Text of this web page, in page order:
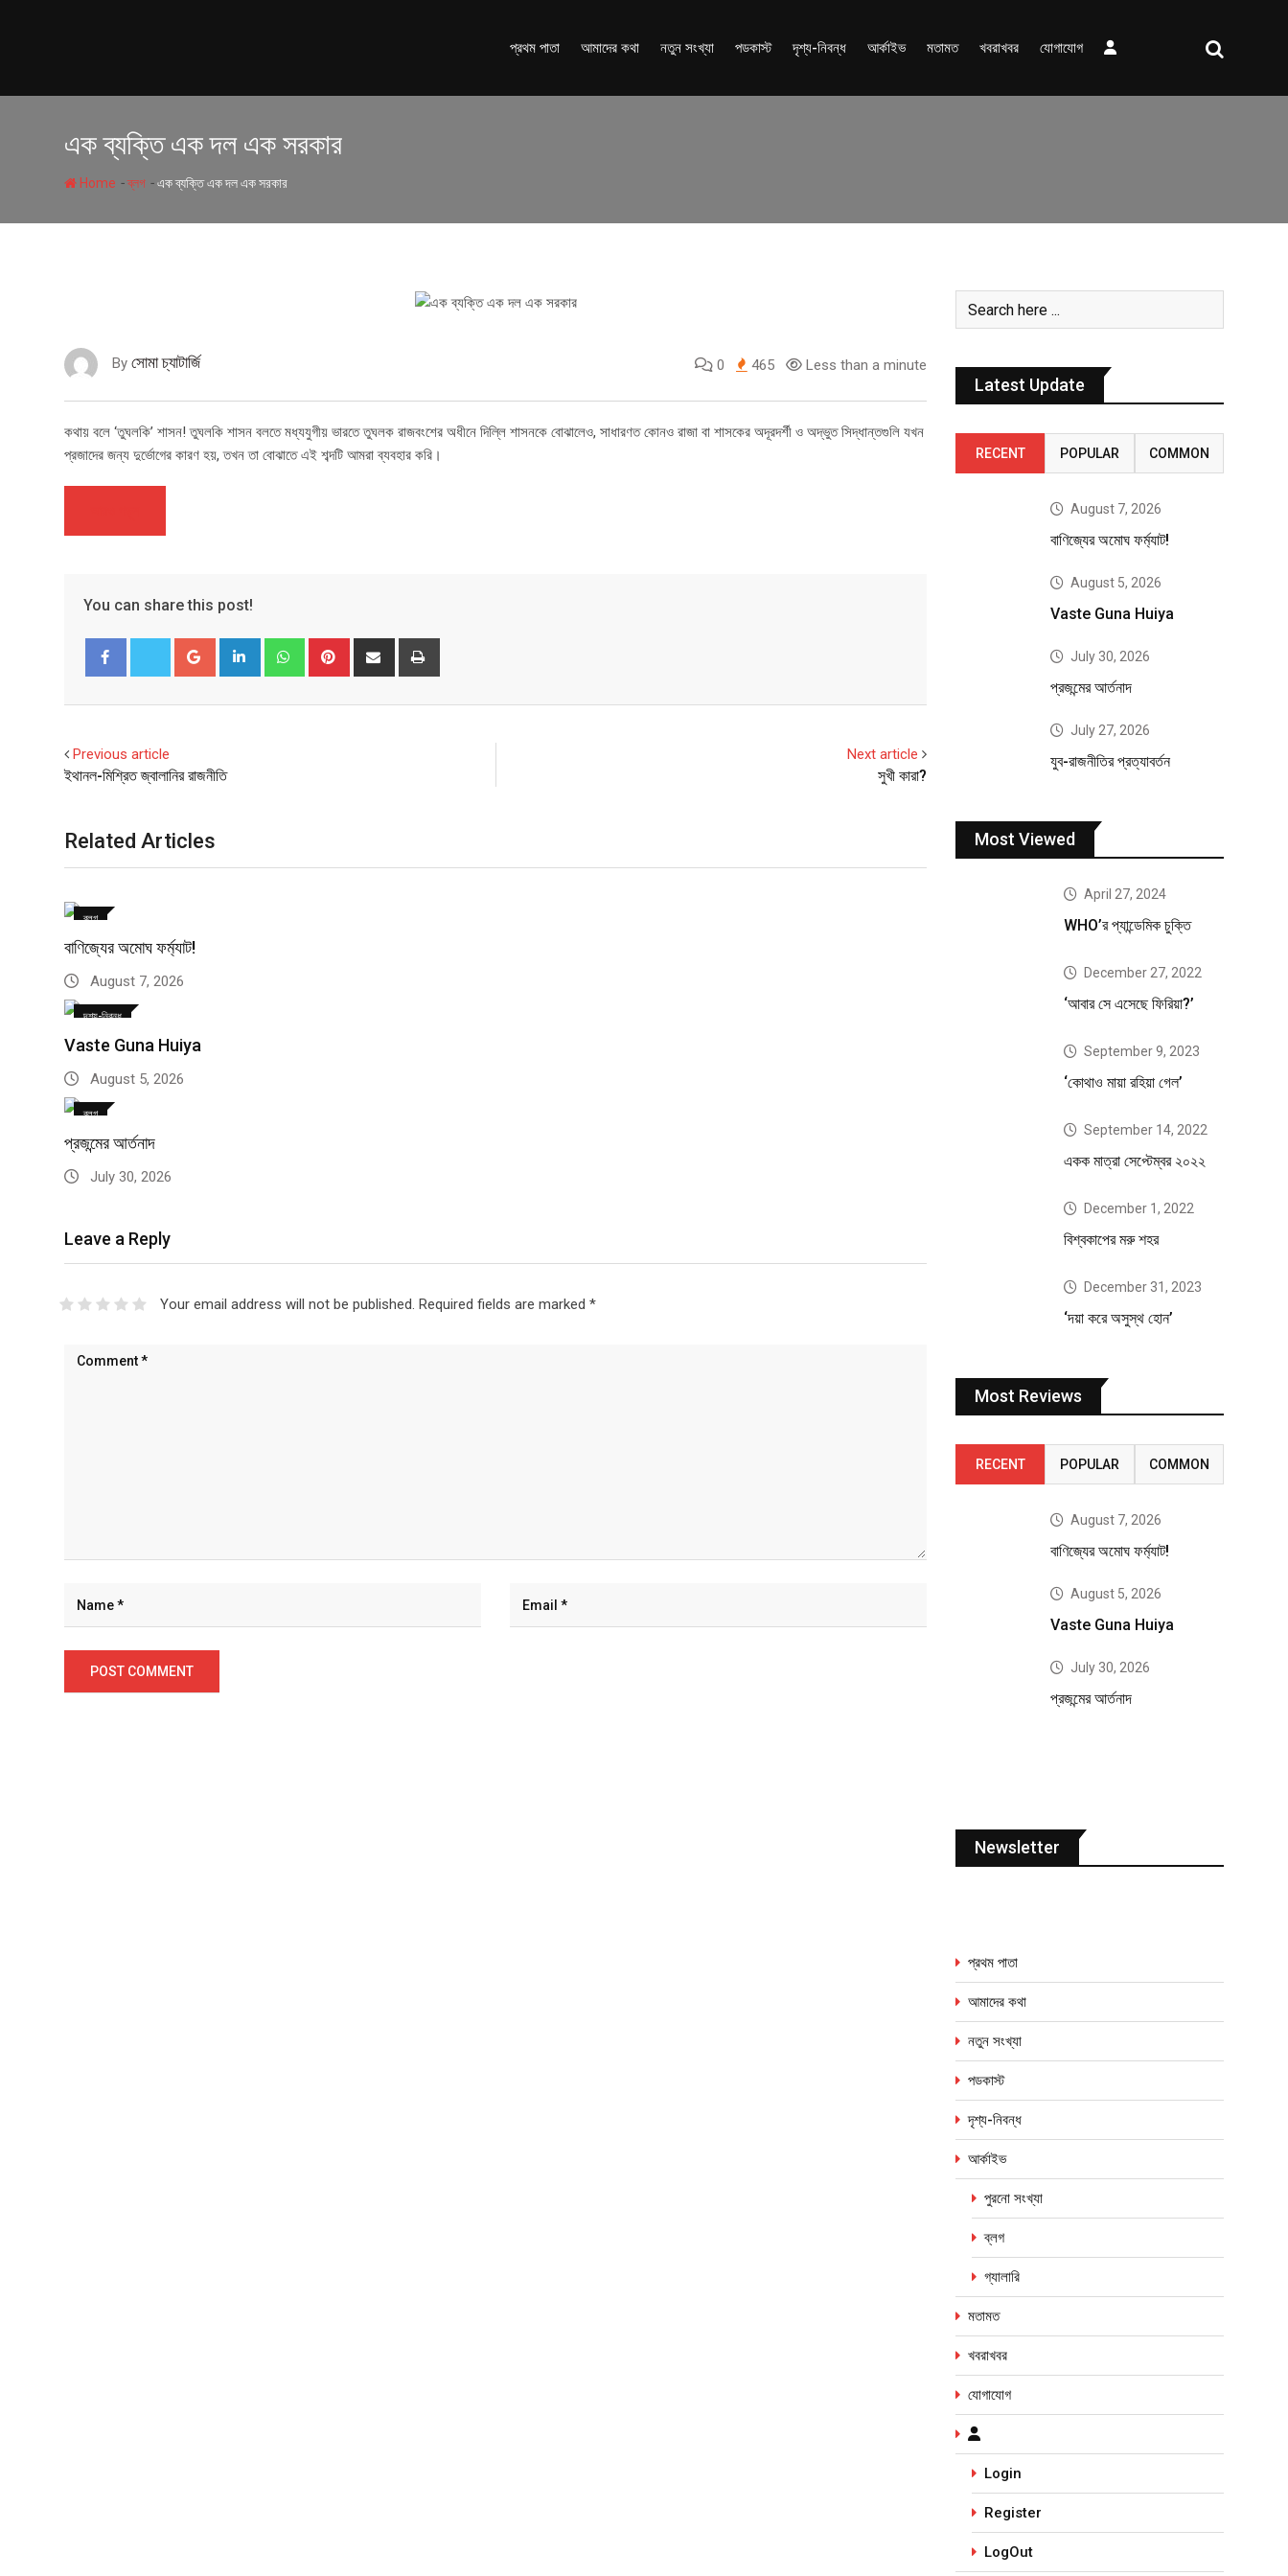
প্রথম পাতা আমাদের কথা নতুন সংখ্যা পডকাস্ট দৃশ্য-নিবন্ধ আর্কাইভ মতামত খবরাখবর যোগাযোগ
এক ব্যক্তি এক দল এক সরকার
Home -ব্লগ -এক ব্যক্তি এক দল এক সরকার
By সোমা চ্যাটার্জি 0 465 Less than a minute
কথায় বলে ‘তুঘলকি’ শাসন! তুঘলকি শাসন বলতে মধ্যযুগীয় ভারতে তুঘলক রাজবংশের অধীনে দিল্লি শাসনকে বোঝালেও, সাধারণত কোনও রাজা বা শাসকের অদূরদর্শী ও অদ্ভুত সিদ্ধান্তগুলি যখন
প্রজাদের জন্য দুর্ভোগের কারণ হয়, তখন তা বোঝাতে এই শব্দটি আমরা ব্যবহার করি।
You can share this post!
Google+ LinkedIn WhatsappPinterest Share
Previous article
ইথানল-মিশ্রিত জ্বালানির রাজনীতি
Next article
সুখী কারা?
Related Articles
ব্লগ
বাণিজ্যের অমোঘ ফর্ম্যাট!
August 7, 2026
দৃশ্য-নিবন্ধ
Vaste Guna Huiya
August 5, 2026
ব্লগ
প্রজন্মের আর্তনাদ
July 30, 2026
Leave a Reply
Your email address will not be published. Required fields are marked *
Latest Update
RECENT POPULAR COMMON
August 7, 2026
বাণিজ্যের অমোঘ ফর্ম্যাট!
August 5, 2026
Vaste Guna Huiya
July 30, 2026
প্রজন্মের আর্তনাদ
July 27, 2026
যুব-রাজনীতির প্রত্যাবর্তন
Most Viewed
April 27, 2024
WHO’র প্যান্ডেমিক চুক্তি
December 27, 2022
‘আবার সে এসেছে ফিরিয়া?’
September 9, 2023
‘কোথাও মায়া রহিয়া গেল’
September 14, 2022
একক মাত্রা সেপ্টেম্বর ২০২২
December 1, 2022
বিশ্বকাপের মরু শহর
December 31, 2023
‘দয়া করে অসুস্থ হোন’
Most Reviews
RECENT POPULAR COMMON
August 7, 2026
বাণিজ্যের অমোঘ ফর্ম্যাট!
August 5, 2026
Vaste Guna Huiya
July 30, 2026
প্রজন্মের আর্তনাদ
Newsletter
প্রথম পাতা
আমাদের কথা
নতুন সংখ্যা
পডকাস্ট
দৃশ্য-নিবন্ধ
আর্কাইভ
পুরনো সংখ্যা
ব্লগ
গ্যালারি
মতামত
খবরাখবর
যোগাযোগ
Login
Register
LogOut